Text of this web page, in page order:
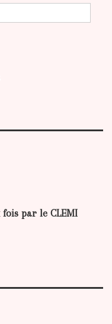
par le CLEMI